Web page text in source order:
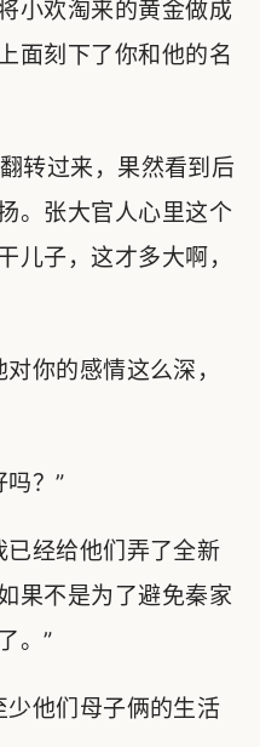
小欢淘来的黄金做成
面刻下了你和他的名
转过来，果然看到后
。张大官人心里这个
儿子，这才多大啊，
你的感情这么深，
？”
经给他们弄了全新
果不是为了避免秦家
。”
他们母子俩的生活